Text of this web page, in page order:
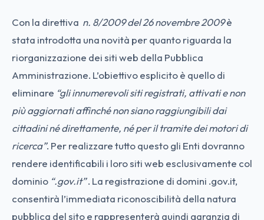
Con la direttiva n. 8/2009 del 26 novembre 2009è
stata introdotta una novità per quanto riguarda la
riorganizzazione dei siti web della Pubblica
Amministrazione. L’obiettivo esplicito è quello di
eliminare “gli innumerevoli siti registrati, attivati e non
più aggiornati affinché non siano raggiungibili dai
cittadini né direttamente, né per il tramite dei motori di
ricerca”. Per realizzare tutto questo gli Enti dovranno
rendere identificabili i loro siti web esclusivamente col
dominio “.gov.it”. La registrazione di domini .gov.it,
consentirà l’immediata riconoscibilità della natura
pubblica del sito e rappresenterà quindi garanzia di